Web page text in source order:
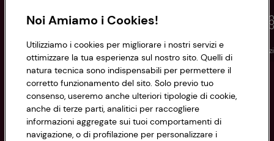
Conad Spesa online Assicurazioni Viaggi
Informazioni
Privacy Policy
Noi Amiamo i Cookies!
Utilizziamo i cookies per migliorare i nostri servizi e
ottimizzare la tua esperienza sul nostro sito. Quelli di
natura tecnica sono indispensabili per permettere il
corretto funzionamento del sito. Solo previo tuo
consenso, useremo anche ulteriori tipologie di cookie,
anche di terze parti, analitici per raccogliere
informazioni aggregate sui tuoi comportamenti di
navigazione, o di profilazione per personalizzare i